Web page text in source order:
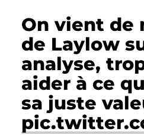
On vient de
de Laylow
analyse,
aider à ce
sa juste